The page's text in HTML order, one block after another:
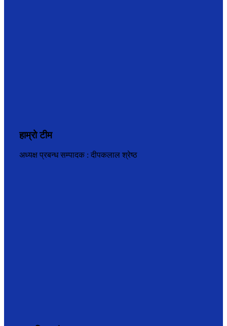
हाम्रो टीम
अध्यक्ष प्रबन्ध सम्पादक : दीपकलाल श्रेष्ठ